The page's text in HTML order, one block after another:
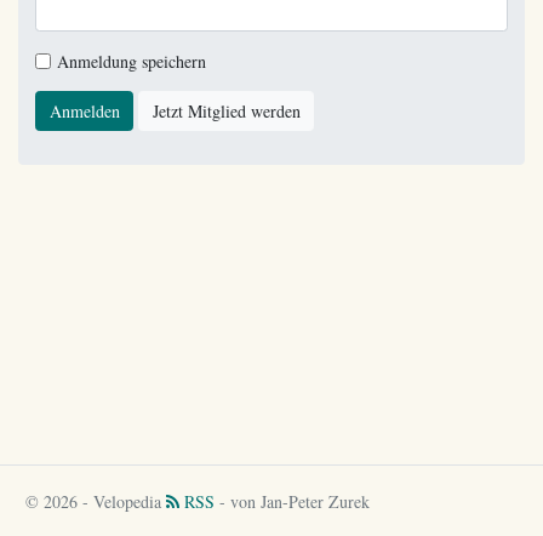
Anmeldung speichern
Anmelden Jetzt Mitglied werden
© 2026 - Velopedia RSS - von Jan-Peter Zurek